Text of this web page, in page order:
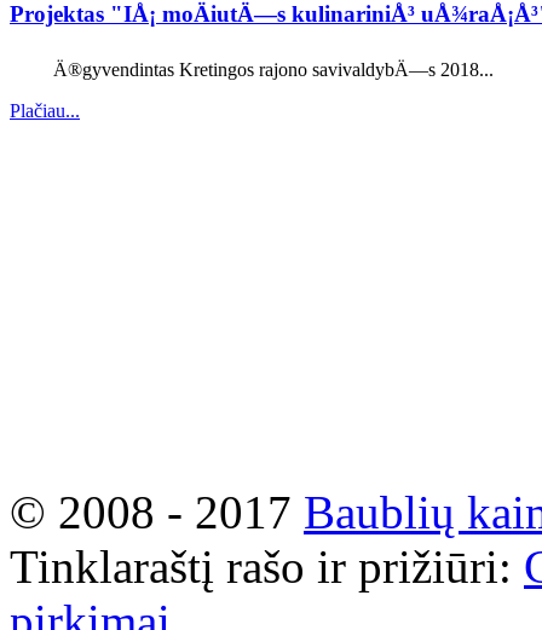
Projektas "IÅ¡ moÄiutÄ—s kulinariniÅ³
Ä®gyvendintas Kretingos rajono savivaldybÄ—s 2018...
Plačiau...
© 2008 - 2017 Baublių
Tinklaraštį rašo ir prižiūri: